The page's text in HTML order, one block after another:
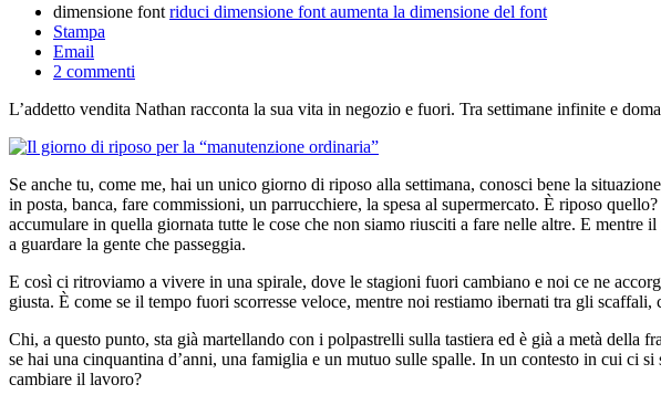
dimensione font riduci dimensione font aumenta la dimensione del font
Stampa
Email
2 commenti
L’addetto vendita Nathan racconta la sua vita in negozio e fuori. Tra settimane infinite e
Se anche tu, come me, hai un unico giorno di riposo alla settimana, conosci bene la
in posta, banca, fare commissioni, un parrucchiere, la spesa al supermercato. È riposo
accumulare in quella giornata tutte le cose che non siamo riusciti a fare nelle altre. E
a guardare la gente che passeggia.
E così ci ritroviamo a vivere in una spirale, dove le stagioni fuori cambiano e noi ce ne
giusta. È come se il tempo fuori scorresse veloce, mentre noi restiamo ibernati tra gli
Chi, a questo punto, sta già martellando con i polpastrelli sulla tastiera ed è già a metà
se hai una cinquantina d’anni, una famiglia e un mutuo sulle spalle. In un contesto in cui ci
cambiare il lavoro?